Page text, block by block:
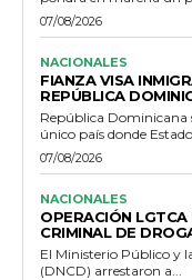
07/08/2026
NACIONALES
FIANZA VISA
REPÚBLICA
República Dominicana
único país donde
07/08/2026
NACIONALES
OPERACIÓN
CRIMINAL DE
El Ministerio Público y
(DNCD) arrestaron a...